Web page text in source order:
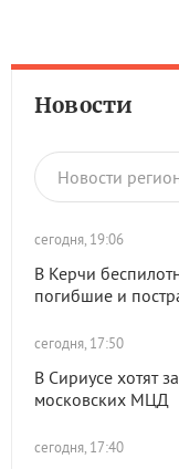
Новости
Новости
сегодня, 19:06
В Керчи
погибшие и
сегодня, 17:50
В Сириусе хотят
московских МЦД
сегодня, 17:40